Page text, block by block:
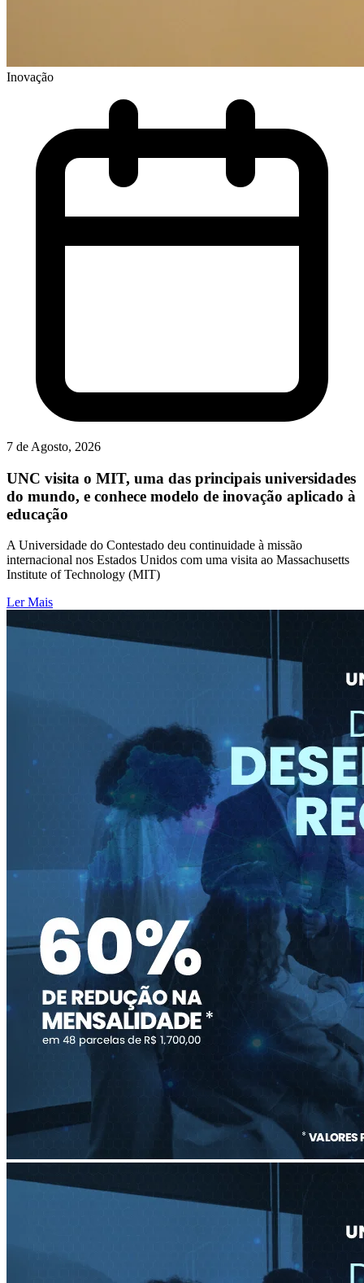
Inovação
7 de Agosto, 2026
UNC visita o MIT, uma das principais universidades
do mundo, e conhece modelo de inovação aplicado à
educação
A Universidade do Contestado deu continuidade à missão
internacional nos Estados Unidos com uma visita ao Massachusetts
Institute of Technology (MIT)
Ler Mais